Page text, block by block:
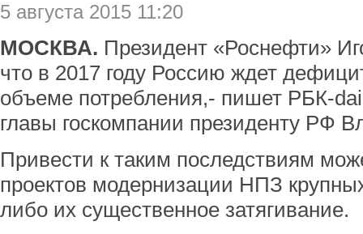
5 августа 2015 11:20
МОСКВА. Президент «Роснефти»
что в 2017 году Россию ждет
объеме потребления,- пишет РБК-
главы госкомпании президенту РФ
Привести к таким последствиям
проектов модернизации НПЗ
либо их существенное затягивание.